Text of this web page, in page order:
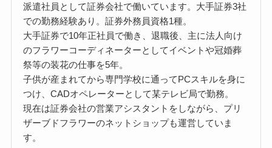
派遣社員として証券会社で働いています。大手証券3社
での勤務経験あり。証券外務員資格1種。
大手証券で10年正社員で働き、退職後、主に法人向け
のフラワーコーディネーターとしてイベントや冠婚葬
祭等の装花の仕事を5年。
子供が産まれてから専門学校に通ってPCスキルを身に
つけ、CADオペレーターとして某テレビ局で勤務。
現在は証券会社の営業アシスタントをしながら、プリ
ザーブドフラワーのネットショップも運営していま
す。